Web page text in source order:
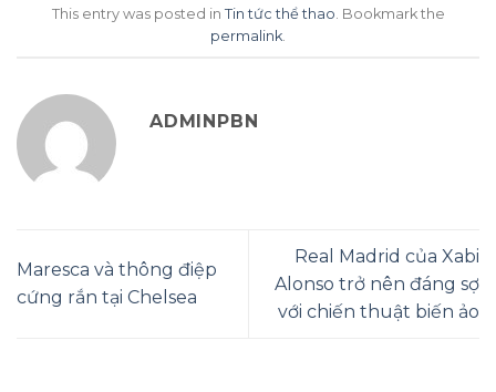
This entry was posted in Tin tức thể thao. Bookmark the
permalink.
ADMINPBN
Maresca và thông điệp
cứng rắn tại Chelsea
Real Madrid của Xabi
Alonso trở nên đáng sợ
với chiến thuật biến ảo